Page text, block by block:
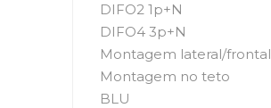
DIFO2 1p+N
DIFO4 3p+N
Montagem lateral/frontal
Montagem no teto
BLU